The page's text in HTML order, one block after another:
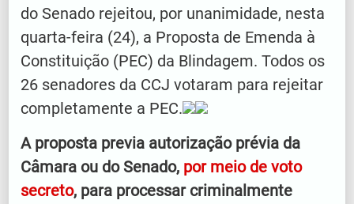
do Senado rejeitou, por unanimidade, nesta
quarta-feira (24), a Proposta de Emenda à
Constituição (PEC) da Blindagem. Todos os
26 senadores da CCJ votaram para rejeitar
completamente a PEC.
A proposta previa autorização prévia da
Câmara ou do Senado, por meio de voto
secreto, para processar criminalmente